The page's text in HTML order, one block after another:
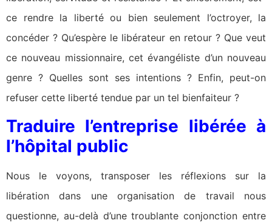
ce rendre la liberté ou bien seulement l’octroyer, la
concéder ? Qu’espère le libérateur en retour ? Que veut
ce nouveau missionnaire, cet évangéliste d’un nouveau
genre ? Quelles sont ses intentions ? Enfin, peut-on
refuser cette liberté tendue par un tel bienfaiteur ?
Traduire l’entreprise libérée à
l’hôpital public
Nous le voyons, transposer les réflexions sur la
libération dans une organisation de travail nous
questionne, au-delà d’une troublante conjonction entre